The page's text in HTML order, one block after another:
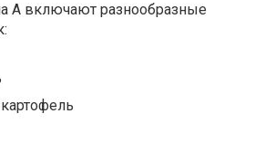
A включают разнообразные